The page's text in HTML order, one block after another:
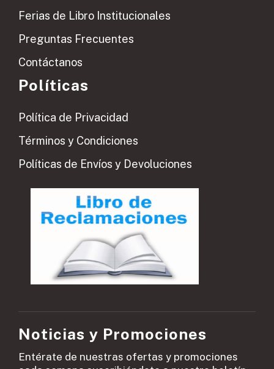
Ferias de Libro Institucionales
Preguntas Frecuentes
Contáctanos
Políticas
Política de Privacidad
Términos y Condiciones
Políticas de Envíos y Devoluciones
Noticias y Promociones
Entérate de nuestras ofertas y promociones